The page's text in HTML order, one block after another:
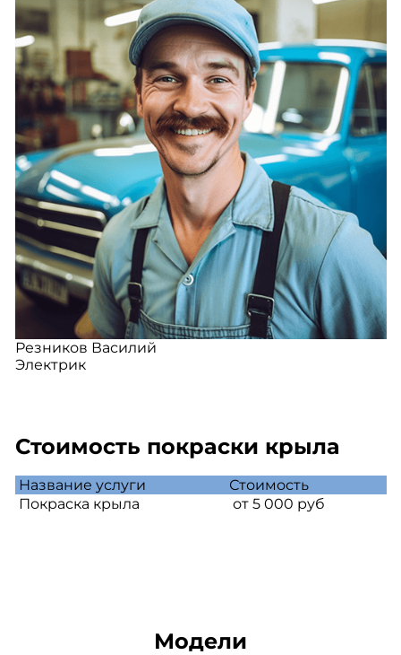
Резников Василий
Электрик
Стоимость покраски крыла
Название услуги
Стоимость
Покраска крыла
от 5 000 руб
Модели